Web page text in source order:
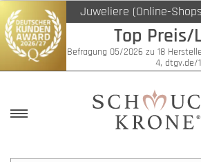
Juweliere (Online-
Top Preis/
Befragung 05/2026 zu 18
4, dtgv.de/